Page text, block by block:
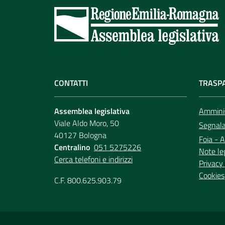
CONTATTI
Assemblea legislativa
Viale Aldo Moro, 50
40127 Bologna
Centralino 051 5275226
Cerca telefoni e indirizzi
C.F. 800.625.903.79
Foia -
Note
Cookies